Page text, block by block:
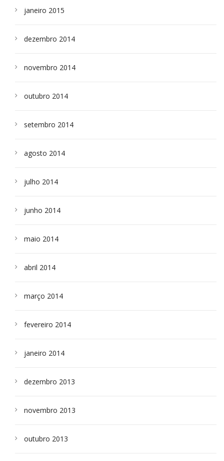
janeiro 2015
dezembro 2014
novembro 2014
outubro 2014
setembro 2014
agosto 2014
julho 2014
junho 2014
maio 2014
abril 2014
março 2014
fevereiro 2014
janeiro 2014
dezembro 2013
novembro 2013
outubro 2013